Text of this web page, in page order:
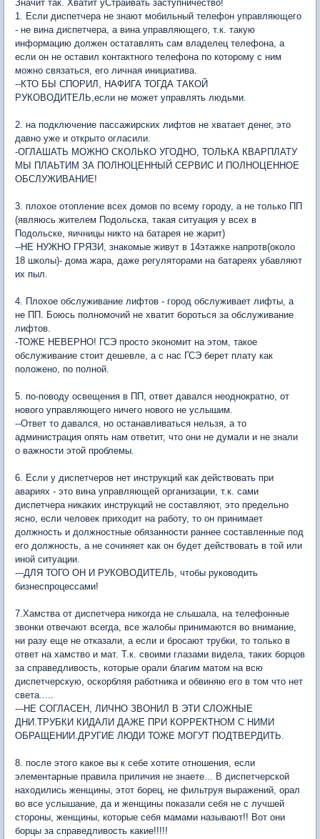
Значит так. Хватит уСтраивать заступничество!
1. Если диспетчера не знают мобильный телефон управляющего
- не вина диспетчера, а вина управляющего, т.к. такую
информацию должен остатавлять сам владелец телефона, а
если он не оставил контактного телефона по которому с ним
можно связаться, его личная инициатива.
--КТО БЫ СПОРИЛ, НАФИГА ТОГДА ТАКОЙ
РУКОВОДИТЕЛЬ,если не может управлять людьми.
2. на подключение пассажирских лифтов не хватает денег, это
давно уже и открыто огласили.
-ОГЛАШАТЬ МОЖНО СКОЛЬКО УГОДНО, ТОЛЬКА КВАРПЛАТУ
МЫ ПЛАЬТИМ ЗА ПОЛНОЦЕННЫЙ СЕРВИС И ПОЛНОЦЕННОЕ
ОБСЛУЖИВАНИЕ!
3. плохое отопление всех домов по всему городу, а не только ПП
(являюсь жителем Подольска, такая ситуация у всех в
Подольске, яичницы никто на батарея не жарит)
--НЕ НУЖНО ГРЯЗИ, знакомые живут в 14этажке напротв(около
18 школы)- дома жара, даже регуляторами на батареях убавляют
их пыл.
4. Плохое обслуживание лифтов - город обслуживает лифты, а
не ПП. Боюсь полномочий не хватит бороться за обслуживание
лифтов.
-ТОЖЕ НЕВЕРНО! ГСЭ просто экономит на этом, такое
обслуживание стоит дешевле, а с нас ГСЭ берет плату как
положено, по полной.
5. по-поводу освещения в ПП, ответ давался неоднократно, от
нового управляющего ничего нового не услышим.
--Ответ то давался, но останавливаться нельзя, а то
администрация опять нам ответит, что они не думали и не знали
о важности этой проблемы.
6. Если у диспетчеров нет инструкций как действовать при
авариях - это вина управляющей организации, т.к. сами
диспетчера никаких инструкций не составляют, это предельно
ясно, если человек приходит на работу, то он принимает
должность и должностные обязанности раннее составленные под
его должность, а не сочиняет как он будет действовать в той или
иной ситуации.
---ДЛЯ ТОГО ОН И РУКОВОДИТЕЛЬ, чтобы руководить
бизнеспроцессами!
7.Хамства от диспетчера никогда не слышала, на телефонные
звонки отвечают всегда, все жалобы принимаются во внимание,
ни разу еще не отказали, а если и бросают трубки, то только в
ответ на хамство и мат. Т.к. своими глазами видела, таких борцов
за справедливость, которые орали благим матом на всю
диспетчерскую, оскорбляя работника и обвиняю его в том что нет
света.....
---НЕ СОГЛАСЕН, ЛИЧНО ЗВОНИЛ В ЭТИ СЛОЖНЫЕ
ДНИ.ТРУБКИ КИДАЛИ ДАЖЕ ПРИ КОРРЕКТНОМ С НИМИ
ОБРАЩЕНИИ.ДРУГИЕ ЛЮДИ ТОЖЕ МОГУТ ПОДТВЕРДИТЬ.
8. после этого какое вы к себе хотите отношения, если
элементарные правила приличия не знаете... В диспетчерской
находились женщины, этот борец, не фильтруя выражений, орал
во все услышание, да и женщины показали себя не с лучшей
стороны, женщины, которые себя мамами называют!! Вот они
борцы за справедливость какие!!!!!